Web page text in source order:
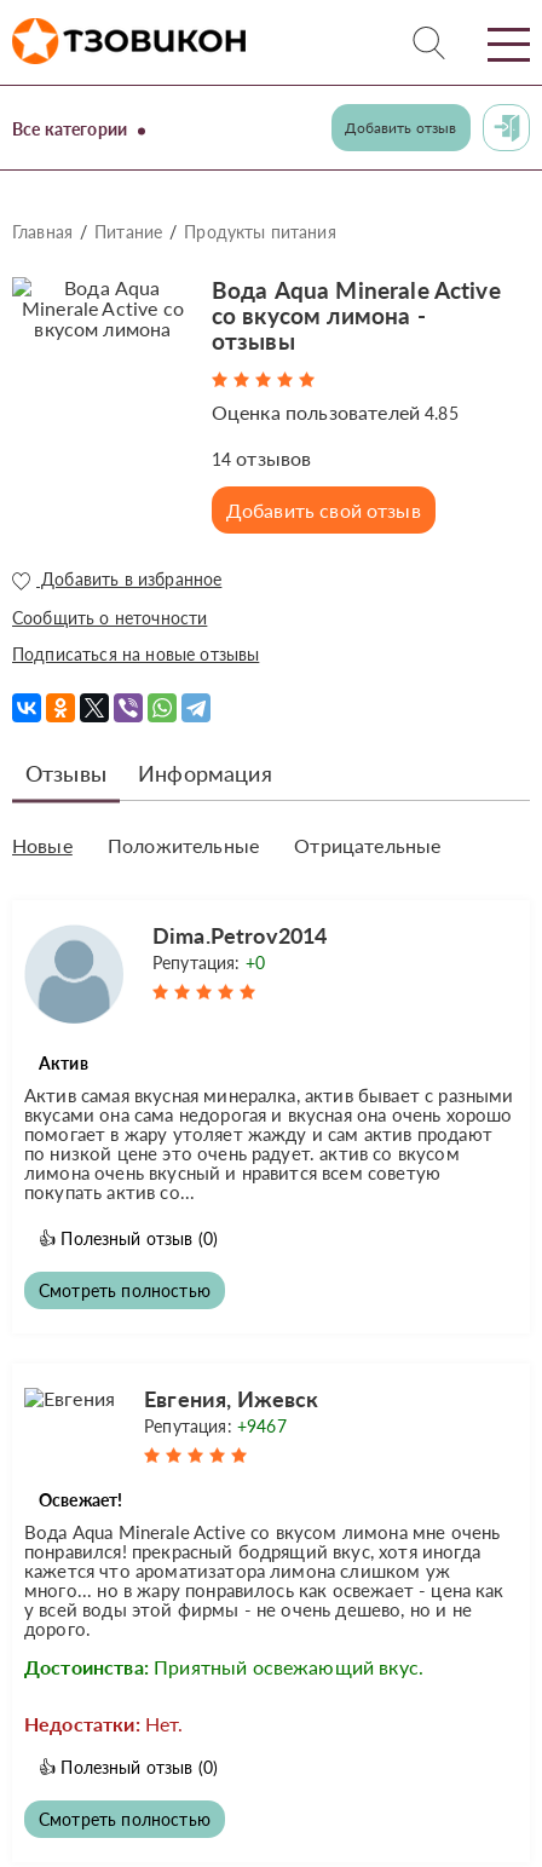
Все категории Добавить отзыв
Главная Питание Продукты питания
Вода Aqua Minerale Active
со вкусом лимона -
отзывы
Оценка пользователей4.85
14 отзывов
Добавить свой отзыв
Добавить в избранное
Сообщить о неточности
Подписаться на новые отзывы
Отзывы Информация
Новые Положительные Отрицательные
Dima.Petrov2014
Репутация: +0
Актив
Актив самая вкусная минералка, актив бывает с разными
вкусами она сама недорогая и вкусная она очень хорошо
помогает в жару утоляет жажду и сам актив продают
по низкой цене это очень радует. актив со вкусом
лимона очень вкусный и нравится всем советую
покупать актив со...
👍 Полезный отзыв (0)
Смотреть полностью
Евгения, Ижевск
Репутация: +9467
Освежает!
Вода Aqua Minerale Active со вкусом лимона мне очень
понравился! прекрасный бодрящий вкус, хотя иногда
кажется что ароматизатора лимона слишком уж
много... но в жару понравилось как освежает - цена как
у всей воды этой фирмы - не очень дешево, но и не
дорого.
Достоинства: Приятный освежающий вкус.
Недостатки: Нет.
👍 Полезный отзыв (0)
Смотреть полностью